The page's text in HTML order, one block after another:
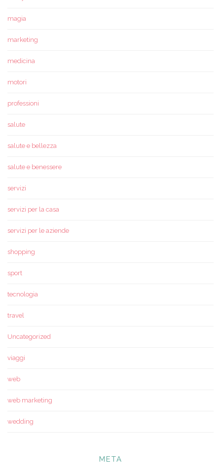
magia
marketing
medicina
motori
professioni
salute
salute e bellezza
salute e benessere
servizi
servizi per la casa
servizi per le aziende
shopping
sport
tecnologia
travel
Uncategorized
viaggi
web
web marketing
wedding
META